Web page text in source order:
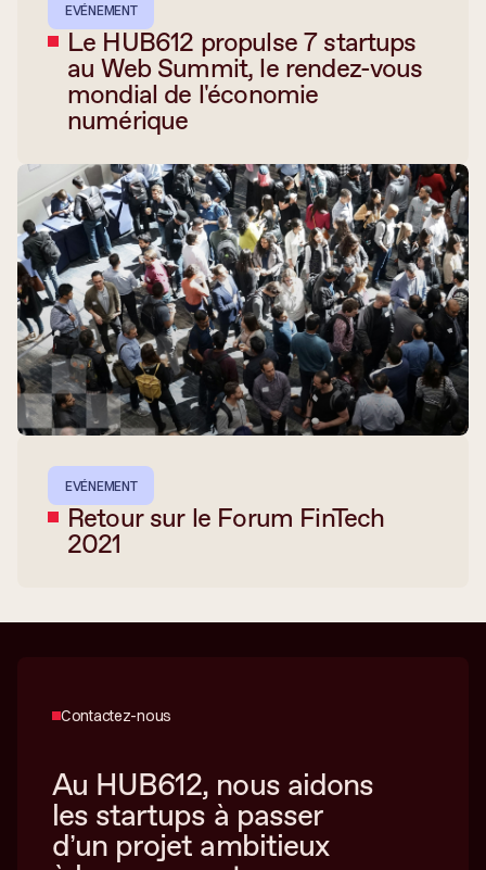
EVÉNEMENT
Le HUB612 propulse 7 startups
au Web Summit, le rendez-vous
mondial de l'économie
numérique
EVÉNEMENT
Retour sur le Forum FinTech
2021
Contactez-nous
Au HUB612, nous aidons
les startups à passer
d’un projet ambitieux